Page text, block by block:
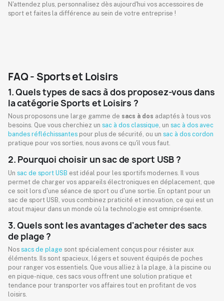
N'attendez plus, personnalisez dès aujourd'hui vos accessoires de
sport et faites la différence au sein de votre entreprise !
FAQ - Sports et Loisirs
1. Quels types de sacs à dos proposez-vous dans
la catégorie Sports et Loisirs ?
Nous proposons une large gamme de sacs à dos adaptés à tous vos
besoins. Que vous cherchiez un sac à dos classique, un sac à dos avec
bandes réfléchissantes pour plus de sécurité, ou un sac à dos cordon
pratique pour vos sorties, nous avons ce qu'il vous faut.
2. Pourquoi choisir un sac de sport USB ?
Un sac de sport USB est idéal pour les sportifs modernes. Il vous
permet de charger vos appareils électroniques en déplacement, que
ce soit lors d'une séance de sport ou d'une sortie. En optant pour un
sac de sport USB, vous combinez praticité et innovation, ce qui est un
atout majeur dans un monde où la technologie est omniprésente.
3. Quels sont les avantages d'acheter des sacs
de plage ?
Nos sacs de plage sont spécialement conçus pour résister aux
éléments. Ils sont spacieux, légers et souvent équipés de poches
pour ranger vos essentiels. Que vous alliez à la plage, à la piscine ou
en pique-nique, ces sacs vous offrent une solution pratique et
tendance pour transporter vos affaires tout en profitant de vos
loisirs.